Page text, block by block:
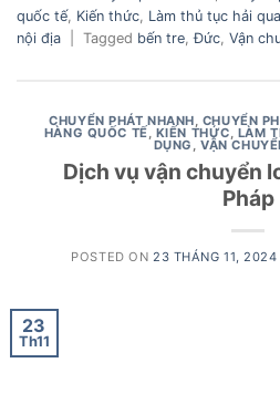
quốc tế, Kiến thức Làm thủ tục hải
nội địa
Tagged bến tre ,Đức Vận
CHUYỂN PHÁT NHANH, CHUYỂN
HÀNG QUỐC TẾ, KIẾN THỨC, LÀM
DỤNG ,VẬN
Dịch vụ vận chuyển
Pháp
POSTED ON 23 THÁNG 11, 2024
23
Th11